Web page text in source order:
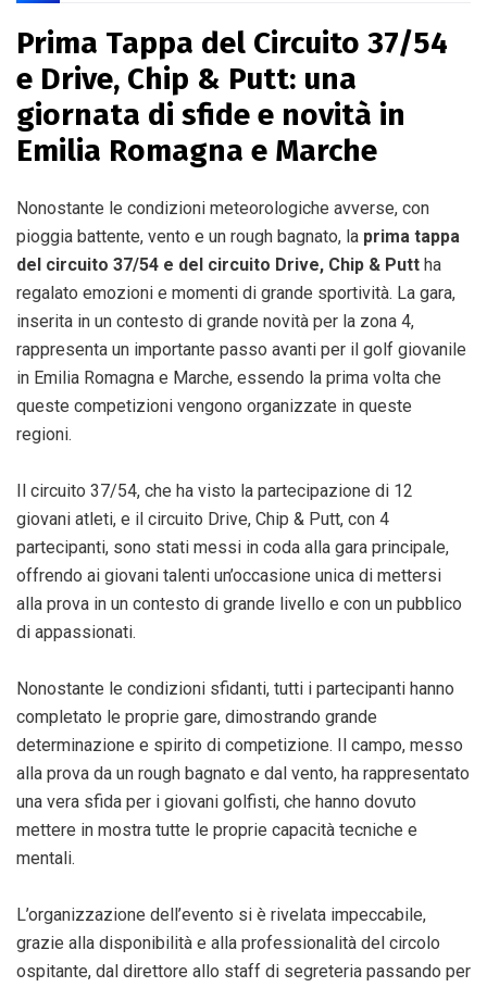
Prima Tappa del Circuito 37/54
e Drive, Chip & Putt: una
giornata di sfide e novità in
Emilia Romagna e Marche
Nonostante le condizioni meteorologiche avverse, con
pioggia battente, vento e un rough bagnato, la prima tappa
del circuito 37/54 e del circuito Drive, Chip & Putt ha
regalato emozioni e momenti di grande sportività. La gara,
inserita in un contesto di grande novità per la zona 4,
rappresenta un importante passo avanti per il golf giovanile
in Emilia Romagna e Marche, essendo la prima volta che
queste competizioni vengono organizzate in queste
regioni.
Il circuito 37/54, che ha visto la partecipazione di 12
giovani atleti, e il circuito Drive, Chip & Putt, con 4
partecipanti, sono stati messi in coda alla gara principale,
offrendo ai giovani talenti un’occasione unica di mettersi
alla prova in un contesto di grande livello e con un pubblico
di appassionati.
Nonostante le condizioni sfidanti, tutti i partecipanti hanno
completato le proprie gare, dimostrando grande
determinazione e spirito di competizione. Il campo, messo
alla prova da un rough bagnato e dal vento, ha rappresentato
una vera sfida per i giovani golfisti, che hanno dovuto
mettere in mostra tutte le proprie capacità tecniche e
mentali.
L’organizzazione dell’evento si è rivelata impeccabile,
grazie alla disponibilità e alla professionalità del circolo
ospitante, dal direttore allo staff di segreteria passando per